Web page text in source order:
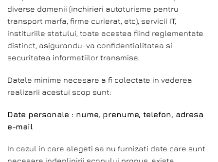
diverse domenii (inchirieri autoturisme pentru
transport marfa, firme curierat, etc), servicii IT,
instituriile statului, toate acestea fiind reglementate
distinct, asigurandu-va confidentialitatea si
securitatea informatiilor transmise.
Datele minime necesare a fi colectate in vederea
realizarii acestui scop sunt:
Date personale : nume, prenume, telefon, adresa
e-mail
In cazul in care alegeti sa nu furnizati date care sunt